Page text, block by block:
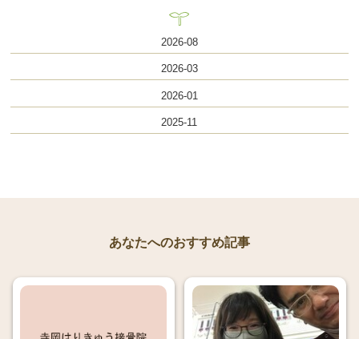
2026-08
2026-03
2026-01
2025-11
あなたへのおすすめ記事